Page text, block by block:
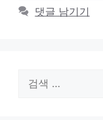
댓글 남기기
색: